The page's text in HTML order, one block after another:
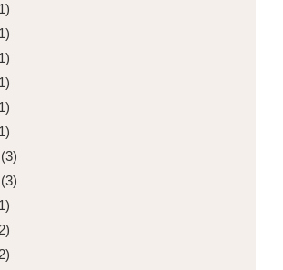
(3)
(3)